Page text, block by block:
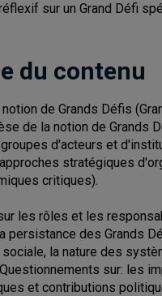
sur un Grand Défi
du contenu
de Grands Défis
de la notion de Grands
d'acteurs et
stratégiques
critiques).
les rôles et les
persistance des Grands
la nature des
sur: les
et contributions